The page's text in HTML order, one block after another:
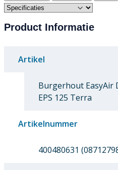
Product Informatie
Artikel
Burgerhout EasyAir
EPS 125 Terra
Artikelnummer
400480631